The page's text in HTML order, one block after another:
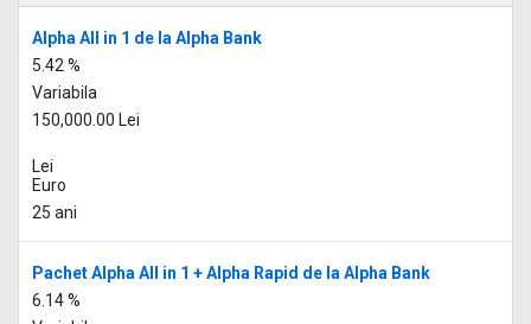
Alpha All in 1 de la Alpha Bank
5.42 %
Variabila
150,000.00 Lei
Lei
Euro
25 ani
Pachet Alpha All in 1 + Alpha Rapid de la Alpha Bank
6.14 %